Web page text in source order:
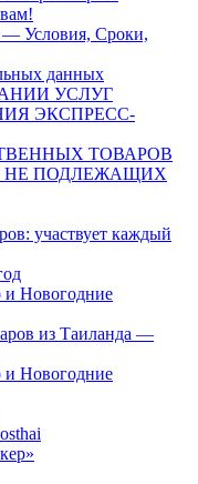
— Условия, Сроки,
данных
УСЛУГ
ЭКСПРЕСС-
ТОВАРОВ
НЕ ПОДЛЕЖАЩИХ
участвует каждый
и Новогодние
из Таиланда —
и Новогодние